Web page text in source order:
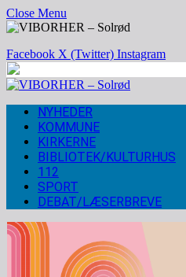
Close Menu
Facebook X (Twitter) Instagram
NYHEDER
KOMMUNE
KIRKERNE
BIBLIOTEK/KULTURHUS
112
SPORT
DEBAT/LÆSERBREVE